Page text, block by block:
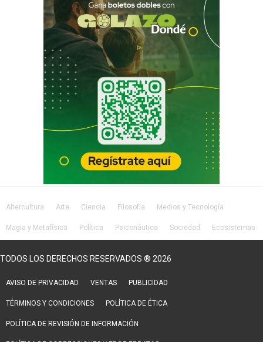
Altercultura Arte Ciencia Filosofía Medios y Tecnología
Magia y Metafísica Política Psiconáutica Sociedad Ecosistemas
TODOS LOS DERECHOS RESERVADOS ® 2026
AVISO DE PRIVACIDAD VENTAS PUBLICIDAD
TÉRMINOS Y CONDICIONES POLÍTICA DE ÉTICA
POLÍTICA DE REVISIÓN DE INFORMACIÓN